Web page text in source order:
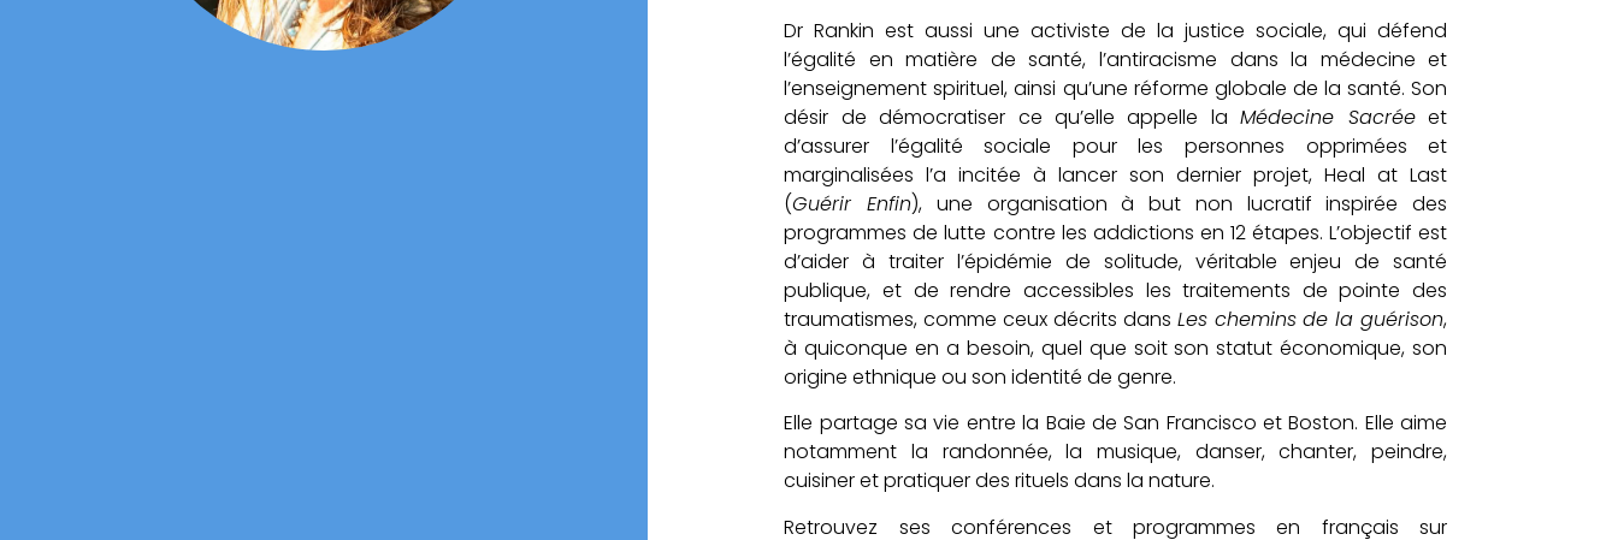
Dr Rankin est aussi une activiste de la justice sociale, qui défend
l’égalité en matière de santé, l’antiracisme dans la médecine et
l’enseignement spirituel, ainsi qu’une réforme globale de la santé. Son
désir de démocratiser ce qu’elle appelle laMédecine Sacréeet
d’assurer l’égalité sociale pour les personnes opprimées et
marginalisées l’a incitée à lancer son dernier projet, Heal at Last
(Guérir Enfin), une organisation à but non lucratif inspirée des
programmes de lutte contre les addictions en 12 étapes. L’objectif est
d’aider à traiter l’épidémie de solitude, véritable enjeu de santé
publique, et de rendre accessibles les traitements de pointe des
traumatismes, comme ceux décrits dans Les chemins de la guérison,
à quiconque en a besoin, quel que soit son statut économique, son
origine ethnique ou son identité de genre.
Elle partage sa vie entre la Baie de San Francisco et Boston. Elle aime
notamment la randonnée, la musique, danser, chanter, peindre,
cuisiner et pratiquer des rituels dans la nature.
Retrouvez ses conférences et programmes en français sur